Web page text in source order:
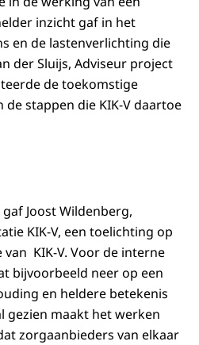
inzicht gaf in het
en de lastenverlichting die
der Sluijs, Adviseur project
de toekomstige
stappen die KIK-V daartoe
Joost Wildenberg,
KIK-V, een toelichting op
KIK-V. Voor de interne
bijvoorbeeld neer op een
en heldere betekenis
gezien maakt het werken
zorgaanbieders van elkaar